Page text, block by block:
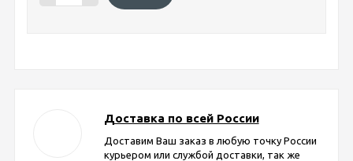
Доставка по всей России
Доставим Ваш заказ в любую точку России
курьером или службой доставки, так же